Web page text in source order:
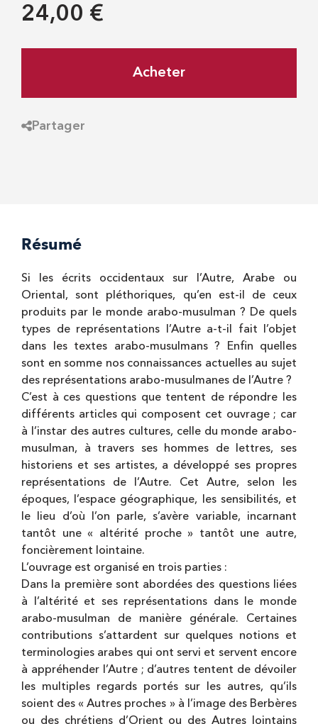
24,00 €
Acheter
Partager
Résumé
Si les écrits occidentaux sur l’Autre, Arabe ou
Oriental, sont pléthoriques, qu’en est-il de ceux
produits par le monde arabo-musulman ? De quels
types de représentations l’Autre a-t-il fait l’objet
dans les textes arabo-musulmans ? Enfin quelles
sont en somme nos connaissances actuelles au sujet
des représentations arabo-musulmanes de l’Autre ?
C’est à ces questions que tentent de répondre les
différents articles qui composent cet ouvrage ; car
à l’instar des autres cultures, celle du monde arabo-
musulman, à travers ses hommes de lettres, ses
historiens et ses artistes, a développé ses propres
représentations de l’Autre. Cet Autre, selon les
époques, l’espace géographique, les sensibilités, et
le lieu d’où l’on parle, s’avère variable, incarnant
tantôt une « altérité proche » tantôt une autre,
foncièrement lointaine.
L’ouvrage est organisé en trois parties :
Dans la première sont abordées des questions liées
à l’altérité et ses représentations dans le monde
arabo-musulman de manière générale. Certaines
contributions s’attardent sur quelques notions et
terminologies arabes qui ont servi et servent encore
à appréhender l’Autre ; d’autres tentent de dévoiler
les multiples regards portés sur les autres, qu’ils
soient des « Autres proches » à l’image des Berbères
ou des chrétiens d’Orient ou des Autres lointains